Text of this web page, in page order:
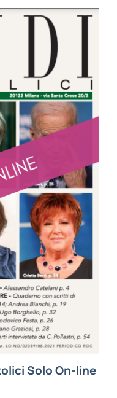
Solo On-line